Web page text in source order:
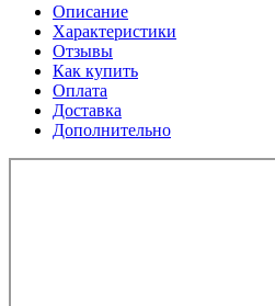
Описание
Характеристики
Отзывы
Как купить
Оплата
Доставка
Дополнительно